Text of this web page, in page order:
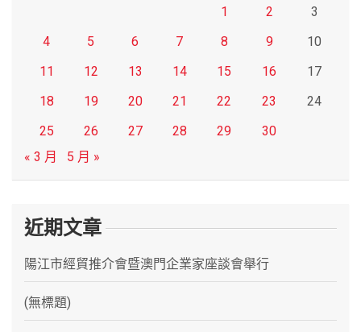
1
2
3
4
5 6 7 8 9
10
11
12 13 14 15 16
17
18
19 20 21 22 23
24
25
26 27 28 29
30
« 3 月
5 月 »
近期文章
陽江市經貿推介會暨澳門企業家座談會舉行
(無標題)